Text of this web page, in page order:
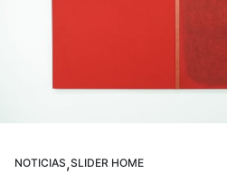
NOTICIAS,SLIDER HOME